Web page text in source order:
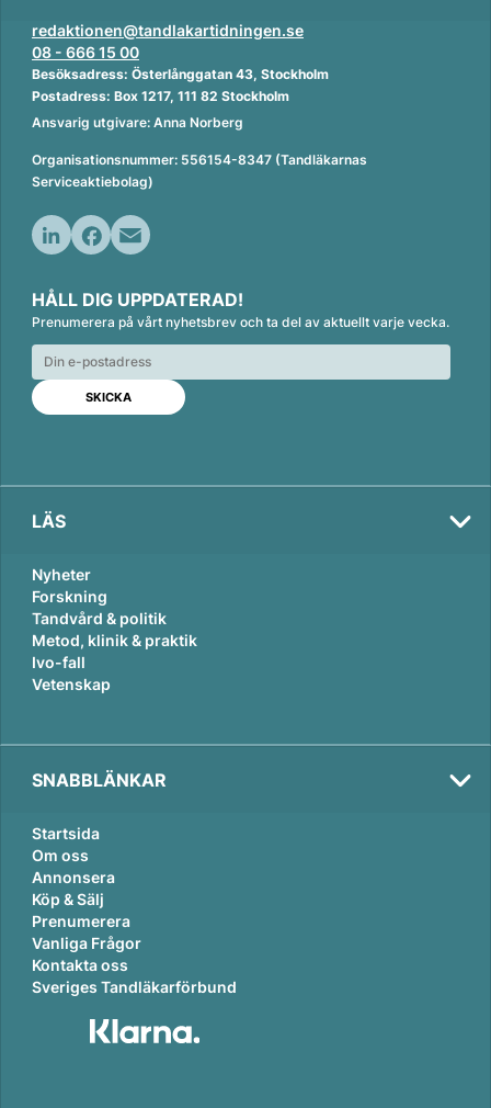
redaktionen@tandlakartidningen.se
08 - 666 15 00
Besöksadress: Österlånggatan 43, Stockholm
Postadress: Box 1217, 111 82 Stockholm
Ansvarig utgivare: Anna Norberg
Organisationsnummer: 556154-8347 (Tandläkarnas
Serviceaktiebolag)
n
k
e
d
n
c
e
b
o
o
k
a
i
l
HÅLL DIG UPPDATERAD!
Prenumerera på vårt nyhetsbrev och ta del av aktuellt varje vecka.
LÄS
Nyheter
Forskning
Tandvård & politik
Metod, klinik & praktik
Ivo-fall
Vetenskap
SNABBLÄNKAR
Startsida
Om oss
Annonsera
Köp & Sälj
Prenumerera
Vanliga Frågor
Kontakta oss
Sveriges Tandläkarförbund